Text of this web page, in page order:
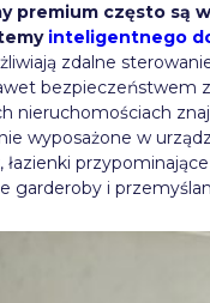
premium często są
inteligentnego
zdalne
bezpieczeństwem
nieruchomościach
wyposażone w
łazienki
garderoby i